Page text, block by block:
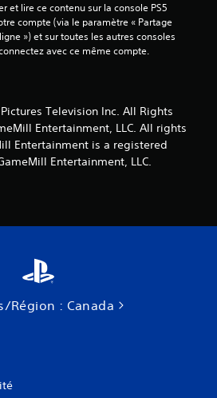
et lire ce contenu sur la console PS5
compte (via le paramètre « Partage
») et sur toutes les autres consoles
avec ce même compte.
Television Inc. All Rights
Entertainment, LLC. All rights
Entertainment is a registered
Entertainment, LLC.
Région : Canada